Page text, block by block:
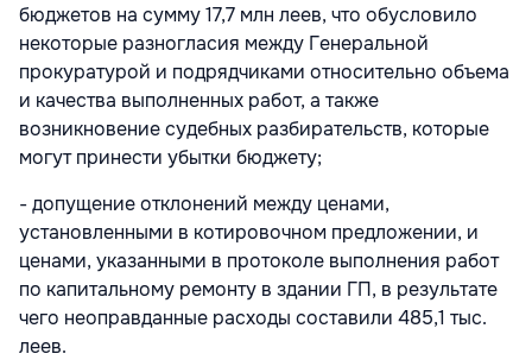
бюджетов на сумму 17,7 млн леев, что обусловило
некоторые разногласия между Генеральной
прокуратурой и подрядчиками относительно объема
и качества выполненных работ, а также
возникновение судебных разбирательств, которые
могут принести убытки бюджету;
- допущение отклонений между ценами,
установленными в котировочном предложении, и
ценами, указанными в протоколе выполнения работ
по капитальному ремонту в здании ГП, в результате
чего неоправданные расходы составили 485,1 тыс.
леев.